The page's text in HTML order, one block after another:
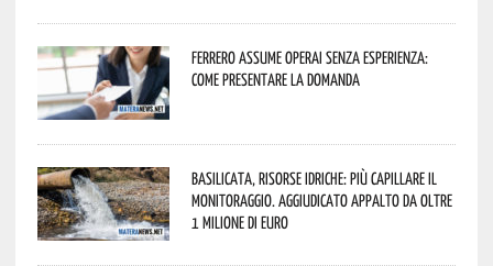
Ferrero assume operai senza esperienza:
come presentare la domanda
Basilicata, Risorse idriche: più capillare il
monitoraggio. Aggiudicato appalto da oltre
1 milione di euro